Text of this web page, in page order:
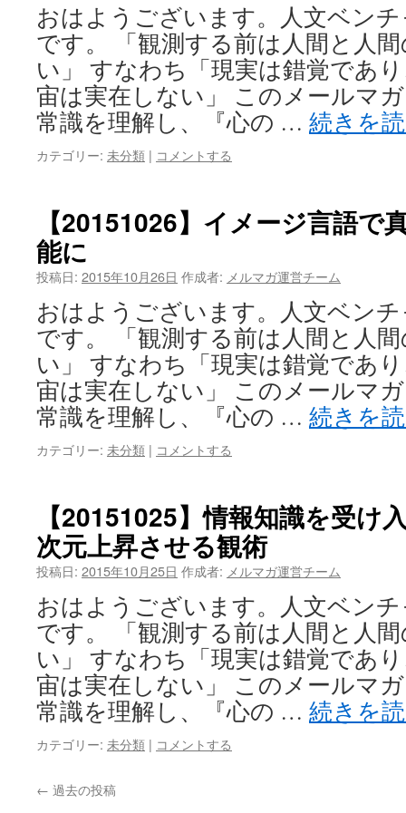
おはようございます。人文ベンチ
です。 「観測する前は人間と人
い」 すなわち「現実は錯覚であ
宙は実在しない」 このメールマ
常識を理解し、『心の … 続きを
カテゴリー: 未分類 | コメントする
【20151026】イメージ言語で
能に
投稿日: 2015年10月26日 作成者: メルマガ運営チーム
おはようございます。人文ベンチ
です。 「観測する前は人間と人
い」 すなわち「現実は錯覚であ
宙は実在しない」 このメールマ
常識を理解し、『心の … 続きを
カテゴリー: 未分類 | コメントする
【20151025】情報知識を受け
次元上昇​させる観術
投稿日: 2015年10月25日 作成者: メルマガ運営チーム
おはようございます。人文ベンチ
です。 「観測する前は人間と人
い」 すなわち「現実は錯覚であ
宙は実在しない」 このメールマ
常識を理解し、『心の … 続きを
カテゴリー: 未分類 | コメントする
← 過去の投稿